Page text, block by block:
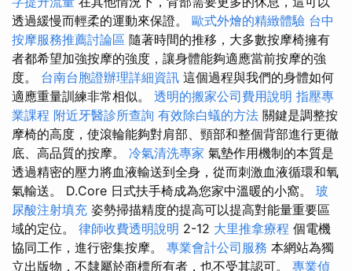
透過緩慢而輕柔的運動來保證。 歐式外燴的精緻體驗 台中
按摩服務推薦討論區 隨著時間的推移，大多數按摩椅擁有
者都希望加強按摩的強度，讓身體能夠適應當前按摩的強
度。 台南台胞證辦理詳細資訊 這個過程與我們的身體如何
適應重量訓練非常相似。 透明的搬家公司費用說明 指壓專
業課程 附近牙醫診所查詢 有效除白蟻的方法 關鍵是調整按
摩椅的高度，使滾輪能夠對肩部、頸部和整個背部進行更徹
底、高品質的按摩。 冷氣清洗專家 氣墊作用機制的本質是
透過精密的壓力將血液輸送到全身，從而刺激血液循環和氧
氣輸送。 D.Core 日式扶手椅成為您家中溫暖的小窩。 玻
尿酸注射填充 姿勢掃描精度的提高可以提高對能量重要區
域的定位。 律師收費透明說明 2-12 大里推拿療程 個電機
協同工作，進行密集按摩。 專業會計公司服務 本網站為獨
立出版物，不隸屬於商標所有者，也不受其認可。 專業偵